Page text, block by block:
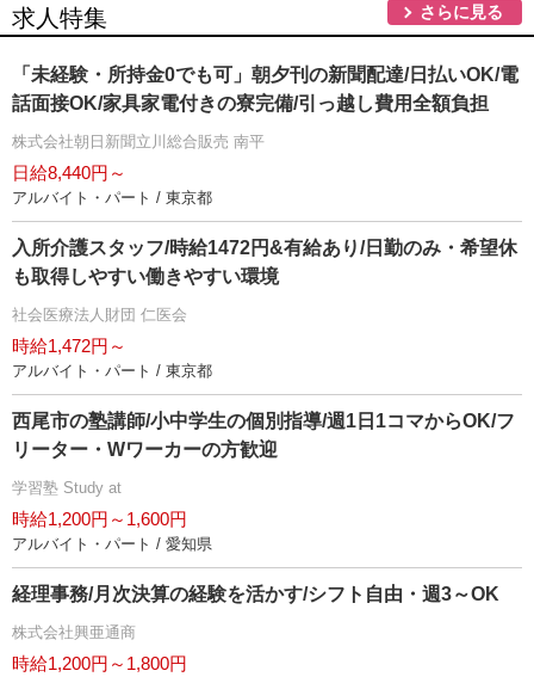
求人特集 さらに見る
「未経験・所持金0でも可」朝夕刊の新聞配達/日払いOK/電
話面接OK/家具家電付きの寮完備/引っ越し費用全額負担
株式会社朝日新聞立川総合販売 南平
日給8,440円～
アルバイト・パート / 東京都
入所介護スタッフ/時給1472円&有給あり/日勤のみ・希望休
も取得しやすい働きやすい環境
社会医療法人財団 仁医会
時給1,472円～
アルバイト・パート / 東京都
西尾市の塾講師/小中学生の個別指導/週1日1コマからOK/フ
リーター・Wワーカーの方歓迎
学習塾 Study at
時給1,200円～1,600円
アルバイト・パート / 愛知県
経理事務/月次決算の経験を活かす/シフト自由・週3～OK
株式会社興亜通商
時給1,200円～1,800円